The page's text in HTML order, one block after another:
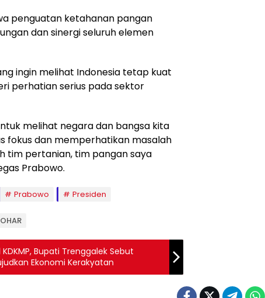
penguatan ketahanan pangan
dan sinergi seluruh elemen
ingin melihat Indonesia tetap kuat
perhatian serius pada sektor
melihat negara dan bangsa kita
fokus dan memperhatikan masalah
tim pertanian, tim pangan saya
Prabowo.
Prabowo Presiden
KDKMP, Bupati Trenggalek Sebut
Ekonomi Kerakyatan